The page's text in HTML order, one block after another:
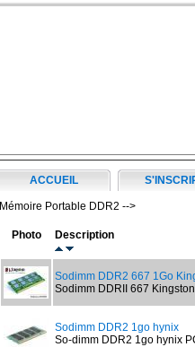
ACCUEIL
Mémoire Portable DDR2 -->
Photo Description
Sodimm DDR2 667 1Go
Sodimm DDRII 667
Sodimm DDR2 1go hynix
So-dimm DDR2 1go hynix